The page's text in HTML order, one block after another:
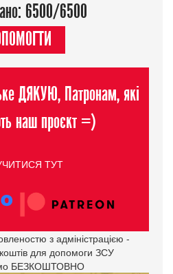
6500/6500
ДЯКУЮ, Патронам, які
наш проєкт =)
ТУТ
з адміністрацією -
для допомоги ЗСУ
БЕЗКОШТОВНО